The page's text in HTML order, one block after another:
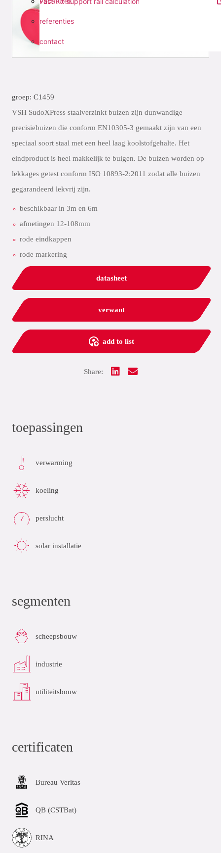
referenties
contact
groep: C1459
VSH SudoXPress staalverzinkt buizen zijn dunwandige
precisiebuizen die conform EN10305-3 gemaakt zijn van een
speciaal soort staal met een heel laag koolstofgehalte. Het
eindproduct is heel makkelijk te buigen. De buizen worden op
lekkages getest conform ISO 10893-2:2011 zodat alle buizen
gegarandeerd lekvrij zijn.
beschikbaar in 3m en 6m
afmetingen 12-108mm
rode eindkappen
rode markering
datasheet
verwant
add to list
Share:
toepassingen
verwarming
koeling
perslucht
solar installatie
segmenten
scheepsbouw
industrie
utiliteitsbouw
certificaten
Bureau Veritas
QB (CSTBat)
RINA